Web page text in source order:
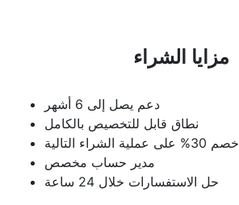
مزايا الشراء
دعم يصل إلى 6 أشهر
نطاق قابل للتخصيص بالكامل
خصم 30% على عملية الشراء التالية
مدير حساب مخصص
حل الاستفسارات خلال 24 ساعة